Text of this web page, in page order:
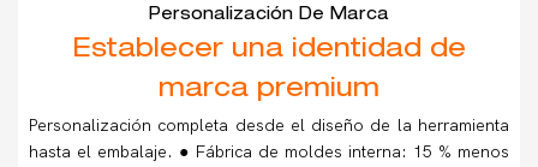
Personalización De Marca
Establecer una identidad de
marca premium
Personalización completa desde el diseño de la herramienta
hasta el embalaje. ● Fábrica de moldes interna: 15 % menos